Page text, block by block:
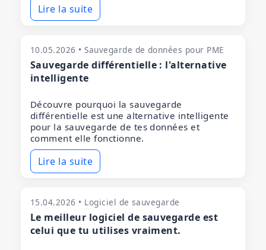
Lire la suite
10.05.2026 • Sauvegarde de données pour PME
Sauvegarde différentielle : l'alternative
intelligente
Découvre pourquoi la sauvegarde
différentielle est une alternative intelligente
pour la sauvegarde de tes données et
comment elle fonctionne.
Lire la suite
15.04.2026 • Logiciel de sauvegarde
Le meilleur logiciel de sauvegarde est
celui que tu utilises vraiment.